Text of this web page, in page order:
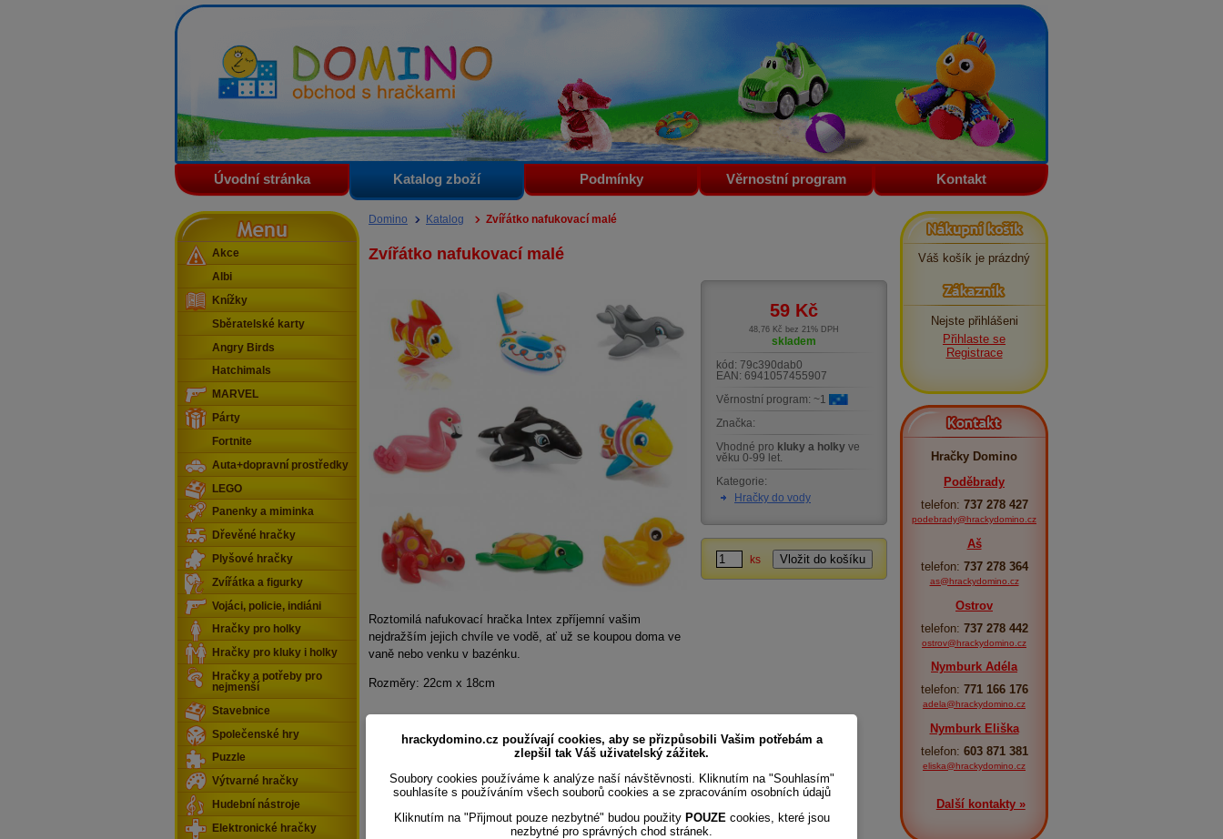
Domino - obchod s hračkami
Úvodní stránka Katalog zboží Podmínky Věrnostní program Kontakt
Domino Katalog Zvířátko nafukovací malé
Zvířátko nafukovací malé
Roztomilá nafukovací hračka Intex zpříjemní vašim
nejdražším jejich chvíle ve vodě, ať už se koupou doma ve
vaně nebo venku v bazénku.
Rozměry: 22cm x 18cm
59 Kč
48,76 Kč bez 21% DPH
skladem
kód: 79c390dab0
EAN: 6941057455907
Věrnostní program: ~1
Značka:
Vhodné pro kluky a holky ve
věku 0-99 let.
Kategorie:
Hračky do vody
ks
Menu
Akce
Albi
Knížky
Sběratelské karty
Angry Birds
Hatchimals
MARVEL
Párty
Fortnite
Auta+dopravní prostředky
LEGO
Panenky a miminka
Dřevěné hračky
Plyšové hračky
Zvířátka a figurky
Vojáci, policie, indiáni
Hračky pro holky
Hračky pro kluky i holky
Hračky a potřeby pro
nejmenší
Stavebnice
Společenské hry
Puzzle
Výtvarné hračky
Hudební nástroje
Elektronické hračky
Nákupní košík
Váš košík je prázdný
Zákazník
Nejste přihlášeni
Přihlaste se
Registrace
Kontakt
Hračky Domino
Poděbrady
telefon: 737 278 427
podebrady@hrackydomino.cz
Aš
telefon: 737 278 364
as@hrackydomino.cz
Ostrov
telefon: 737 278 442
ostrov@hrackydomino.cz
Nymburk Adéla
telefon: 771 166 176
adela@hrackydomino.cz
Nymburk Eliška
telefon: 603 871 381
eliska@hrackydomino.cz
Další kontakty »
hrackydomino.cz používají cookies, aby se přizpůsobili Vašim potřebám a
zlepšil tak Váš uživatelský zážitek.
Soubory cookies používáme k analýze naší návštěvnosti. Kliknutím na "Souhlasím"
souhlasíte s používáním všech souborů cookies a se zpracováním osobních údajů
Kliknutím na "Přijmout pouze nezbytné" budou použity POUZE cookies, které jsou
nezbytné pro správných chod stránek.